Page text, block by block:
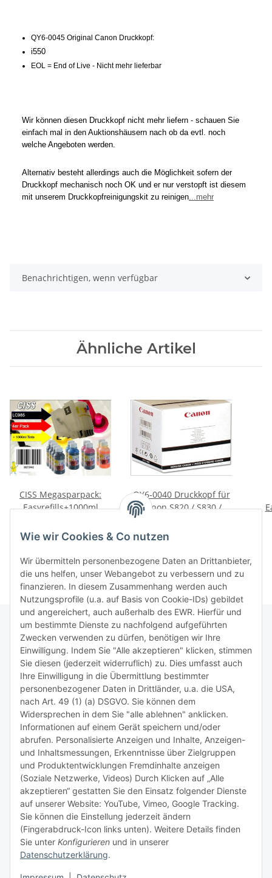
QY6-0045 Original Canon Druckkopf:
i550
EOL = End of Live - Nicht mehr lieferbar
Wir können diesen Druckkopf nicht mehr liefern - schauen Sie
einfach mal in den Auktionshäusern nach ob da evtl. noch
welche Angeboten werden.
Alternativ besteht allerdings auch die Möglichkeit sofern der
Druckkopf mechanisch noch OK und er nur verstopft ist diesem
mit unserem Druckkopfreinigungskit zu reinigen...mehr
Benachrichtigen, wenn verfügbar
Ähnliche Artikel
CISS Megasparpack:
Easyrefills+1000ml
0,06 € pro 1 ml
QY6-0040 Druckkopf für
Canon S820 / S830 /
S830D Drucker
TiDis Lizenzsystem
Meist besuchte Seiten:
Tipps & Tricks rund um Sublimation
TiDis Videos auf Youtube
Nachfüllpreise für Druckerpatronen
Refillservice Patronen verpacken
TiDis Druckerwerkstatt
TiDis PC & Notebookwerkstatt
TiDis eScooter Werkstatt
Wie wir Cookies & Co nutzen
Wir übermitteln personenbezogene Daten an Drittanbieter,
die uns helfen, unser Webangebot zu verbessern und zu
finanzieren. In diesem Zusammenhang werden auch
Nutzungsprofile (u.a. auf Basis von Cookie-IDs) gebildet
und angereichert, auch außerhalb des EWR. Hierfür und
um bestimmte Dienste zu nachfolgend aufgeführten
Zwecken verwenden zu dürfen, benötigen wir Ihre
Einwilligung. Indem Sie "Alle akzeptieren" klicken, stimmen
Sie diesen (jederzeit widerruflich) zu. Dies umfasst auch
Ihre Einwilligung in die Übermittlung bestimmter
personenbezogener Daten in Drittländer, u.a. die USA,
nach Art. 49 (1) (a) DSGVO. Sie können dem
Widersprechen in dem Sie "alle ablehnen" anklicken.
Informationen auf einem Gerät speichern und/oder
abrufen. Personalisierte Anzeigen und Inhalte, Anzeigen-
und Inhaltsmessungen, Erkenntnisse über Zielgruppen
und Produktentwicklungen Fremdinhalte anzeigen
(Soziale Netzwerke, Videos) Durch Klicken auf „Alle
akzeptieren“ gestatten Sie den Einsatz folgender Dienste
auf unserer Website: YouTube, Vimeo, Google Tracking.
Sie können die Einstellung jederzeit ändern
(Fingerabdruck-Icon links unten). Weitere Details finden
Sie unter Konfigurieren und in unserer
Datenschutzerklärung.